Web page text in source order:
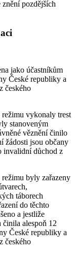
pozdějších
jako účastníkům
České republiky a
českého
vykonaly trest
stanoveným
věznění činilo
žádosti jsou občany
invalidní důchod z
byly zařazeny
táborech
do těchto
a jestliže
alespoň 12
České republiky a
českého